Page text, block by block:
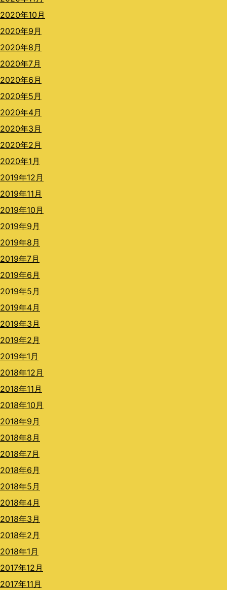
2020年10月
2020年9月
2020年8月
2020年7月
2020年6月
2020年5月
2020年4月
2020年3月
2020年2月
2020年1月
2019年12月
2019年11月
2019年10月
2019年9月
2019年8月
2019年7月
2019年6月
2019年5月
2019年4月
2019年3月
2019年2月
2019年1月
2018年12月
2018年11月
2018年10月
2018年9月
2018年8月
2018年7月
2018年6月
2018年5月
2018年4月
2018年3月
2018年2月
2018年1月
2017年12月
2017年11月